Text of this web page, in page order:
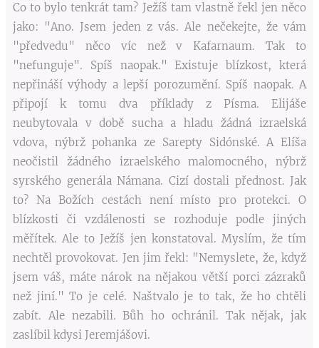
Co to bylo tenkrát tam? Ježíš tam vlastně řekl jen něco
jako: "Ano. Jsem jeden z vás. Ale nečekejte, že vám
"předvedu" něco víc než v Kafarnaum. Tak to
"nefunguje". Spíš naopak." Existuje blízkost, která
nepřináší výhody a lepší porozumění. Spíš naopak. A
připojí k tomu dva příklady z Písma. Elijáše
neubytovala v době sucha a hladu žádná izraelská
vdova, nýbrž pohanka ze Sarepty Sidónské. A Elíša
neočistil žádného izraelského malomocného, nýbrž
syrského generála Námana. Cizí dostali přednost. Jak
to? Na Božích cestách není místo pro protekci. O
blízkosti či vzdálenosti se rozhoduje podle jiných
měřítek. Ale to Ježíš jen konstatoval. Myslím, že tím
nechtěl provokovat. Jen jim řekl: "Nemyslete, že, když
jsem váš, máte nárok na nějakou větší porci zázraků
než jiní." To je celé. Naštvalo je to tak, že ho chtěli
zabít. Ale nezabili. Bůh ho ochránil. Tak nějak, jak
zaslíbil kdysi Jeremjášovi.